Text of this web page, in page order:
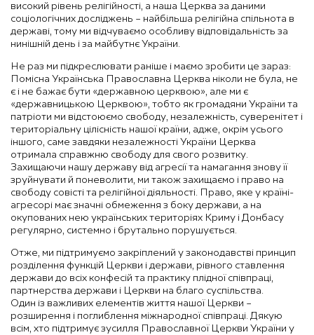
високий рівень релігійності, а наша Церква за даними
соціологічних досліджень – найбільша релігійна спільнота в
державі, тому ми відчуваємо особливу відповідальність за
нинішній день і за майбутнє України.
Не раз ми підкреслювати раніше і маємо зробити це зараз:
Помісна Українська Православна Церква ніколи не була, не
є і не бажає бути «державною церквою», але ми є
«державницькою Церквою», тобто як громадяни України та
патріоти ми відстоюємо свободу, незалежність, суверенітет і
територіальну цілісність нашої країни, адже, окрім усього
іншого, саме завдяки незалежності України Церква
отримала справжню свободу для свого розвитку.
Захищаючи нашу державу від агресії та намагання знову її
зруйнувати й поневолити, ми також захищаємо і право на
свободу совісті та релігійної діяльності. Право, яке у країні-
агресорі має значні обмеження з боку держави, а на
окупованих нею українських територіях Криму і Донбасу
регулярно, системно і брутально порушується.
Отже, ми підтримуємо закріплений у законодавстві принцип
розділення функцій Церкви і держави, рівного ставлення
держави до всіх конфесій та практику плідної співпраці,
партнерства держави і Церкви на благо суспільства.
Один із важливих елементів життя нашої Церкви –
розширення і поглиблення міжнародної співпраці. Дякую
всім, хто підтримує зусилля Православної Церкви України у